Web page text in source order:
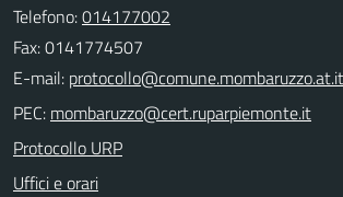
Telefono:014177002
Fax: 0141774507
E-mail:
PEC:
Protocollo URP
Uffici e orari